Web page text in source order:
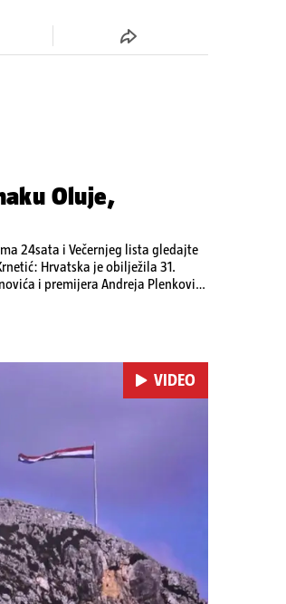
Oluje,
24sata i Večernjeg lista gledajte
Hrvatska je obilježila 31.
i premijera Andreja Plenkovića
u nuklearnoj elektrani
VIDEO